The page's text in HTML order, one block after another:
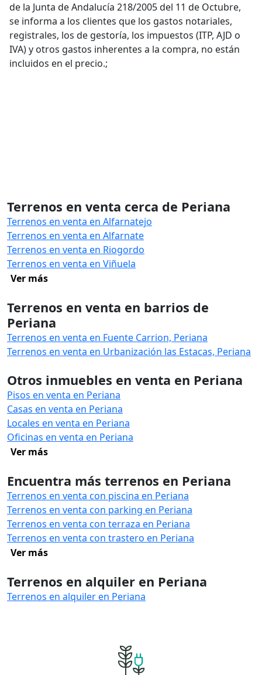
de la Junta de Andalucía 218/2005 del 11 de Octubre,
se informa a los clientes que los gastos notariales,
registrales, los de gestoría, los impuestos (ITP, AJD o
IVA) y otros gastos inherentes a la compra, no están
incluidos en el precio.;
Terrenos en venta cerca de Periana
Terrenos en venta en Alfarnatejo
Terrenos en venta en Alfarnate
Terrenos en venta en Riogordo
Terrenos en venta en Viñuela
Ver más
Terrenos en venta en barrios de
Periana
Terrenos en venta en Fuente Carrion, Periana
Terrenos en venta en Urbanización las Estacas, Periana
Otros inmuebles en venta en Periana
Pisos en venta en Periana
Casas en venta en Periana
Locales en venta en Periana
Oficinas en venta en Periana
Ver más
Encuentra más terrenos en Periana
Terrenos en venta con piscina en Periana
Terrenos en venta con parking en Periana
Terrenos en venta con terraza en Periana
Terrenos en venta con trastero en Periana
Ver más
Terrenos en alquiler en Periana
Terrenos en alquiler en Periana